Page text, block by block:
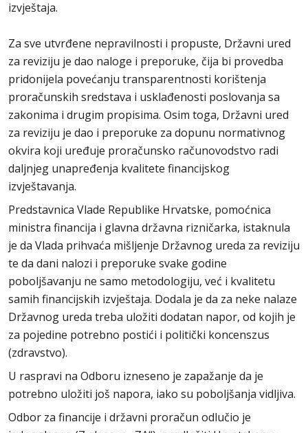
izvještaja.
Za sve utvrđene nepravilnosti i propuste, Državni ured
za reviziju je dao naloge i preporuke, čija bi provedba
pridonijela povećanju transparentnosti korištenja
proračunskih sredstava i usklađenosti poslovanja sa
zakonima i drugim propisima. Osim toga, Državni ured
za reviziju je dao i preporuke za dopunu normativnog
okvira koji uređuje proračunsko računovodstvo radi
daljnjeg unapređenja kvalitete financijskog
izvještavanja.
Predstavnica Vlade Republike Hrvatske, pomoćnica
ministra financija i glavna državna rizničarka, istaknula
je da Vlada prihvaća mišljenje Državnog ureda za reviziju
te da dani nalozi i preporuke svake godine
poboljšavanju ne samo metodologiju, već i kvalitetu
samih financijskih izvještaja. Dodala je da za neke nalaze
Državnog ureda treba uložiti dodatan napor, od kojih je
za pojedine potrebno postići i politički koncenszus
(zdravstvo).
U raspravi na Odboru izneseno je zapažanje da je
potrebno uložiti još napora, iako su poboljšanja vidljiva.
Odbor za financije i državni proračun odlučio je